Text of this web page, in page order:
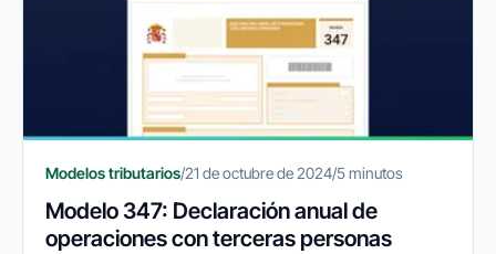
Modelos tributarios/21 de octubre de 2024/5 minutos
Modelo 347: Declaración anual de
operaciones con terceras personas